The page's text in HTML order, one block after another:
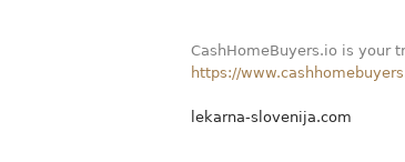
CashHomeBuyers.io is your
https://
lekarna-slovenija.com